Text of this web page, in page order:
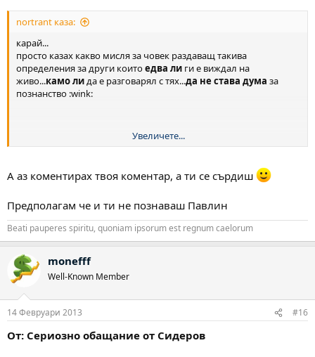
nortrant каза:
карай...
просто казах какво мисля за човек раздаващ такива
определения за други коитоедва ли ги е виждал на
живо...камо лида е разговарял с тях...да не става дума за
познанство :wink:
Павлин коментира Сидеров, аз коментирам Павлин
Увеличете...
А аз коментирах твоя коментар, а ти се сърдиш
Предполагам че и ти не познаваш Павлин
Beati pauperes spiritu, quoniam ipsorum est regnum caelorum
monefff
Well-Known Member
14 Февруари 2013 #16
От: Сериозно обащание от Сидеров